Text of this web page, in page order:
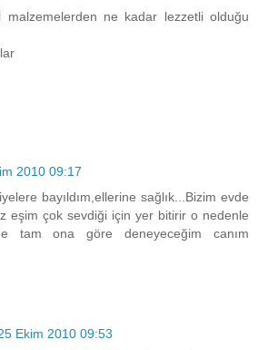
malzemelerden ne kadar lezzetli olduğu
2010 09:17
bayıldım,ellerine sağlık...Bizim evde
eşim çok sevdiği için yer bitirir o nedenle
tam ona göre deneyeceğim canım
Ekim 2010 09:53